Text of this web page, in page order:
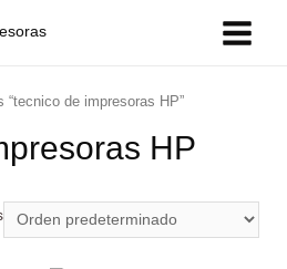
de impresoras HP”
HP